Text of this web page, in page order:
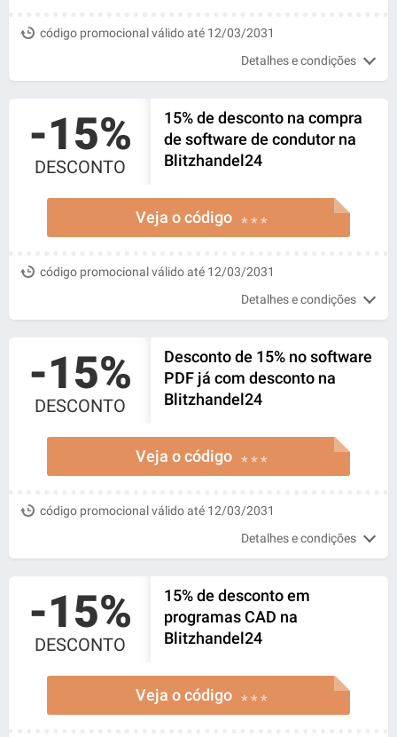
código promocional válido até 12/03/2031
Detalhes e condições
-15%
DESCONTO
15% de desconto na compra
de software de condutor na
Blitzhandel24
Veja o código * * *
código promocional válido até 12/03/2031
Detalhes e condições
-15%
DESCONTO
Desconto de 15% no software
PDF já com desconto na
Blitzhandel24
Veja o código * * *
código promocional válido até 12/03/2031
Detalhes e condições
-15%
DESCONTO
15% de desconto em
programas CAD na
Blitzhandel24
Veja o código * * *